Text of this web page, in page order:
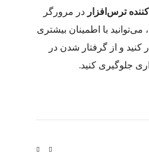
ترس‌افزار در مرورگر
با اطمینان بیشتری
کنید و از گرفتار شدن در
جلوگیری کنید.